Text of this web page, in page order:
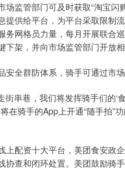
监管部门可及时获取“淘宝闪
供给平台，为平台采取限制
务网格员力量，每月开展联合
架，并向市场监管部门开放
群防体系，骑手可通过市场
巷，我们将发挥骑手们的‘
在骑手的App上开通“随手拍”
配资十大平台，美团食安政
查和闭环处置。美团鼓励骑